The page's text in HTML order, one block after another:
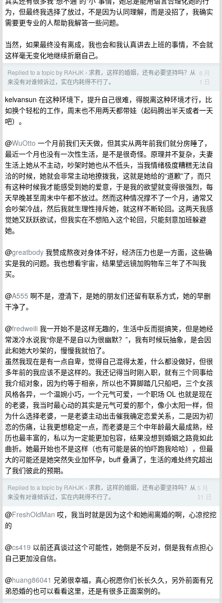
为，但最终我选择了放过，不是因为认同理解，而是没招了，我确实
需要更专业的人帮助我解答一些问题。
当然，如果最终没有离成，我也会和我认真讲去上班的事情，不会就
这样毫无变化地继续折磨自己。
Replied to a topic by RAHJK › 求救，这样的婚姻，还有必要坚持吗？从
来没有对谁倾诉过，实在内耗得不行了。
6 月
1 日
kelvansun 在这种环境下，提升自己很难，得脱离这种环境才行，比
如换个轻松的工作，周末也不用两天都带娃（起码腾出半天或者一天
吧）。
@WuOtto 一个月前我们天天做，但其实从两年前我们就分房睡了，
最近一个月也没有一次性生活，是不是很奇怪。原理并不复杂，夫妻
生活上她从不主动，吵架时她也从不低头，当我情绪极度糟糕无法自
洽的时候，她就会非常主动地撩拨我，这就是她给的“道歉”了，而只
有这种时候我才能感受到她的爱意，于是我的欲望就变得很强烈，每
天早晚甚至周末中午都不放过。然而这种情况撑不了一个月，通常又
会吵架冷战，然后我就生理性排斥她，就这样不断轮回。这两天我感
觉她又跃跃欲试，但我实在不想陷入这个轮回，只能刻意加班躲避
她。
@greatbody 我赞成熬夜对身体不好，经济压力也是一方面，这些确
实是我的问题。我也想看宇宙，结果望远镜加购物车三年了不叫我
买。
@A555 啊不是，澄清下，是她的朋友们还留有联系方式，她的早删
干净了。
@fredweili 我一开始不是这样无趣的，生活中反而挺搞笑，但是她经
常泼冷水说我“你是不是自以为很幽默？”，我有时候玩抽象，是会因
此和她大吵架的，慢慢我就怕了。
虽然我现在是有一点自卑，觉得自己混得太差，什么都没做好，但很
多年前的我应该不是这样的。我还记得当时刚入职，就有三个同事给
我介绍对象，因为约等于相亲，所以也不算脚踏几只船吧，三个女孩
风格各异，一个温婉小巧，一个元气可爱，一个职场 OL 也就是现在
的老婆，我当时最心动的其实是元气可爱的那个，像小太阳一样，但
为什么选择老婆，一是老婆主动出击催我确定恋爱关系，二是因为初
恋的伤痛，让我更想稳定一点，而老婆是三个中年龄最大最成熟，经
历也最丰富的，私以为一定能更加包容，结果没想到婚姻之路竟如此
曲折。她最开始也不是这样（也有可能是装的怕吓跑我哈哈），但最
大的可能还是她突然失业加怀孕，buff 叠满了，生活的难处终究超出
了我们彼此的预期。
Replied to a topic by RAHJK › 求救，这样的婚姻，还有必要坚持吗？从
来没有对谁倾诉过，实在内耗得不行了。
5 月
31 日
@FreshOldMan 哎，我当时就是因为这个和她闹离婚的啊，心凉挖挖
的
@cs419 以前还真谈过这个可能性，她倒是不反对，倒是我有点担心
自己更加没自信。
@huang86041 兄弟很幸福，真心祝愿你们长长久久，另外前面有兄
弟恐婚的也可以看看这里，还是有很多正面案例的。